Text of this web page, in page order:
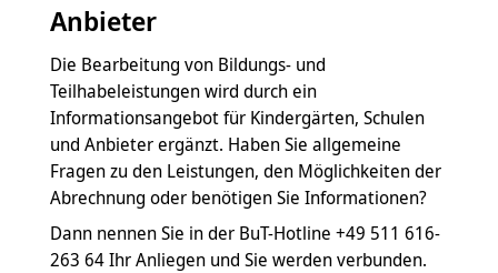
Anbieter
Die Bearbeitung von Bildungs- und
Teilhabeleistungen wird durch ein
Informationsangebot für Kindergärten, Schulen
und Anbieter ergänzt. Haben Sie allgemeine
Fragen zu den Leistungen, den Möglichkeiten der
Abrechnung oder benötigen Sie Informationen?
Dann nennen Sie in der BuT-Hotline +49 511 616-
263 64 Ihr Anliegen und Sie werden verbunden.